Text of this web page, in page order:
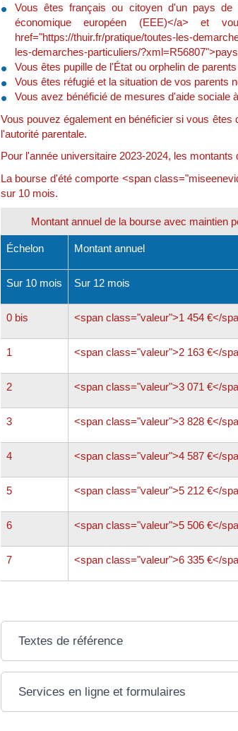
Vous êtes français ou citoyen d'un pays de
économique européen (EEE)</a>
href="https://thuir.fr/pratique/toutes-les-
les-demarches-particuliers/
Vous êtes pupille de l'État ou orphelin de parents
Vous êtes réfugié et la situation de vos parents
Vous avez bénéficié de mesures d'aide sociale
Vous pouvez également en bénéficier si vous
l'autorité parentale.
Pour l'année universitaire 2023-2024, les
La bourse d'été comporte <span
sur 10 mois.
Montant annuel de la bourse avec maintien
Échelon Montant annuel
Sur 10 mois Sur 12 mois
0 bis <span class="valeur">1 454 €</
1 <span class="valeur">2 163 €</
2 <span class="valeur">3 071 €</
3 <span class="valeur">3 828 €</
4 <span class="valeur">4 587 €</
5 <span class="valeur">5 212 €</
6 <span class="valeur">5 506 €</
7 <span class="valeur">6 335 €</
Textes de référence
Services en ligne et formulaires